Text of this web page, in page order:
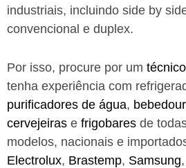
industriais, incluindo side by
convencional e duplex.
Por isso, procure por um
tenha experiência com
purificadores de água,
cervejeiras e frigobares de
modelos, nacionais e
Electrolux, Brastemp, Samsung,